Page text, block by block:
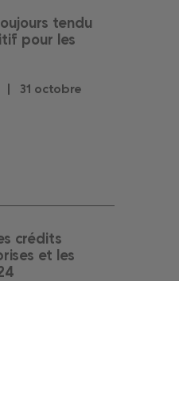
tendu
pour les
| 31 octobre
crédits
et les